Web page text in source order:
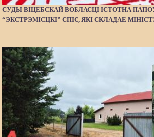
СУДЫ ВІЦЕБСКАЙ ВОБЛАСЦІ ІСТОТНА
“ЭКСТРЭМІСЦКІ” СПІС, ЯКІ СКЛАДАЕ